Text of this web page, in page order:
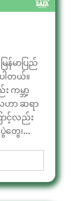
န်မာပြည်
ါတယ်။
ကမ္ဘာ့
ဟာ ဆရာ
ာင့်လည်း
တွေ၊...